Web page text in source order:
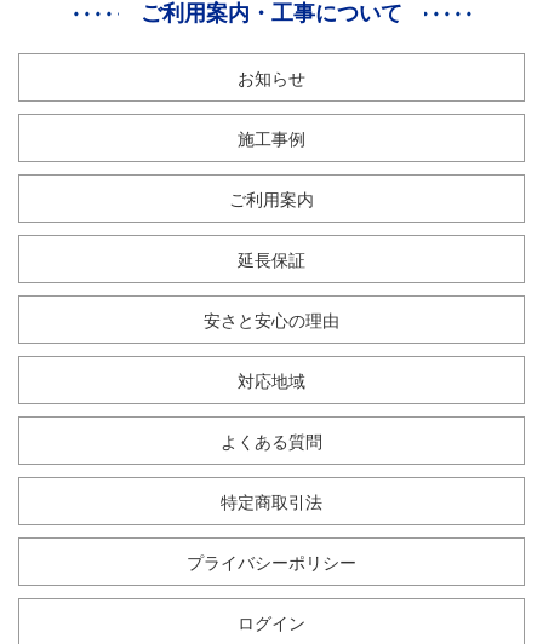
ご利用案内・工事について
お知らせ
施工事例
ご利用案内
延長保証
安さと安心の理由
対応地域
よくある質問
特定商取引法
プライバシーポリシー
ログイン